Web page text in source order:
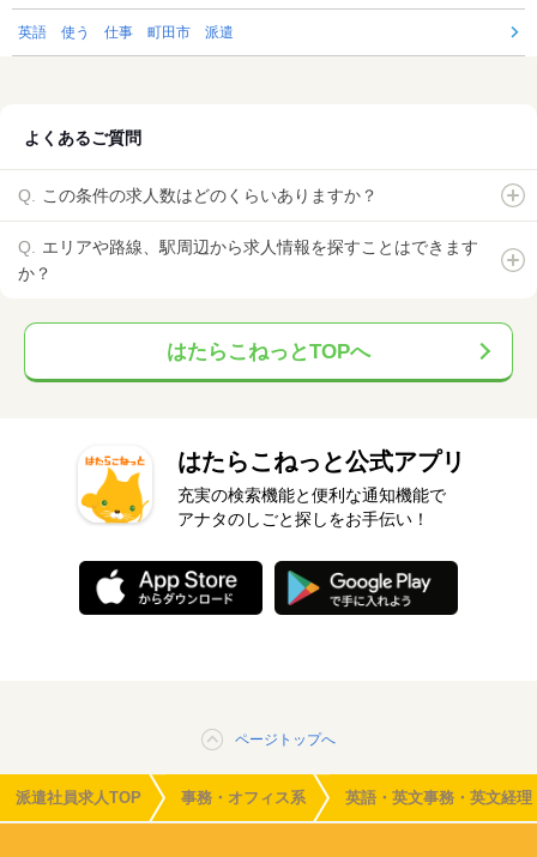
英語 使う 仕事 町田市 派遣
よくあるご質問
この条件の求人数はどのくらいありますか？
エリアや路線、駅周辺から求人情報を探すことはできます
か？
はたらこねっとTOPへ
はたらこねっと公式アプリ
充実の検索機能と便利な通知機能で
アナタのしごと探しをお手伝い！
ページトップへ
派遣社員求人TOP 事務・オフィス系 英語・英文事務・英文経理